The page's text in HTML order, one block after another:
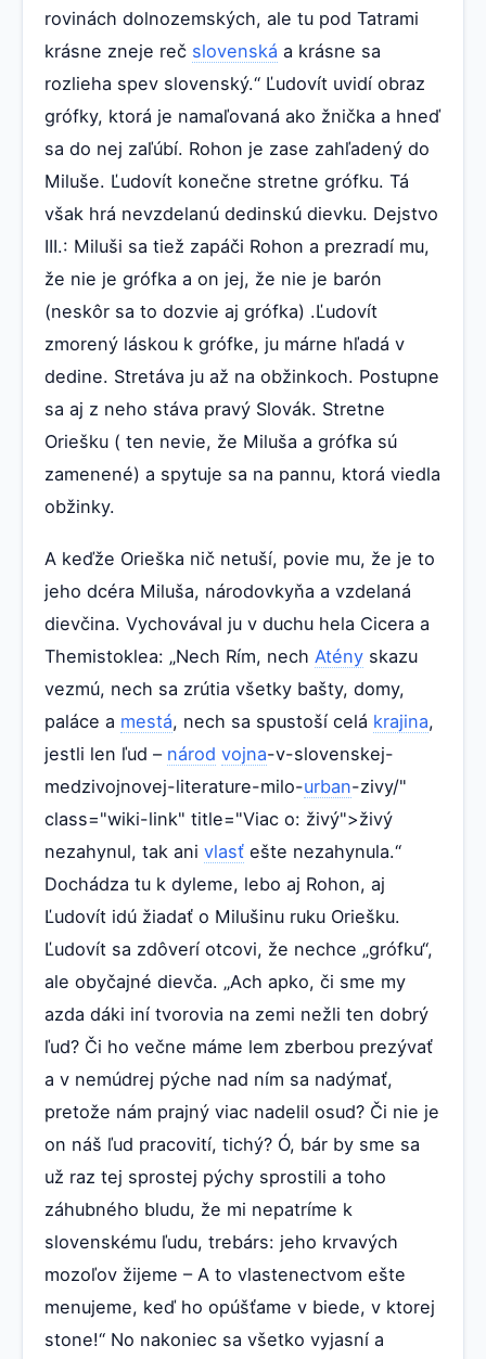
rovinách dolnozemských, ale tu pod Tatrami
krásne zneje reč slovenská a krásne sa
rozlieha spev slovenský.“ Ľudovít uvidí obraz
grófky, ktorá je namaľovaná ako žnička a hneď
sa do nej zaľúbí. Rohon je zase zahľadený do
Miluše. Ľudovít konečne stretne grófku. Tá
však hrá nevzdelanú dedinskú dievku. Dejstvo
III.: Miluši sa tiež zapáči Rohon a prezradí mu,
že nie je grófka a on jej, že nie je barón
(neskôr sa to dozvie aj grófka) .Ľudovít
zmorený láskou k grófke, ju márne hľadá v
dedine. Stretáva ju až na obžinkoch. Postupne
sa aj z neho stáva pravý Slovák. Stretne
Oriešku ( ten nevie, že Miluša a grófka sú
zamenené) a spytuje sa na pannu, ktorá viedla
obžinky.
A keďže Orieška nič netuší, povie mu, že je to
jeho dcéra Miluša, národovkyňa a vzdelaná
dievčina. Vychovával ju v duchu hela Cicera a
Themistoklea: „Nech Rím, nech Atény skazu
vezmú, nech sa zrútia všetky bašty, domy,
paláce a mestá, nech sa spustoší celá krajina,
jestli len ľud – národ vojna-v-slovenskej-
medzivojnovej-literature-milo-urban-zivy/"
class="wiki-link" title="Viac o: živý">živý
nezahynul, tak ani vlasť ešte nezahynula.“
Dochádza tu k dyleme, lebo aj Rohon, aj
Ľudovít idú žiadať o Milušinu ruku Oriešku.
Ľudovít sa zdôverí otcovi, že nechce „grófku“,
ale obyčajné dievča. „Ach apko, či sme my
azda dáki iní tvorovia na zemi nežli ten dobrý
ľud? Či ho večne máme lem zberbou prezývať
a v nemúdrej pýche nad ním sa nadýmať,
pretože nám prajný viac nadelil osud? Či nie je
on náš ľud pracovití, tichý? Ó, bár by sme sa
už raz tej sprostej pýchy sprostili a toho
záhubného bludu, že mi nepatríme k
slovenskému ľudu, trebárs: jeho krvavých
mozoľov žijeme – A to vlastenectvom ešte
menujeme, keď ho opúšťame v biede, v ktorej
stone!“ No nakoniec sa všetko vyjasní a